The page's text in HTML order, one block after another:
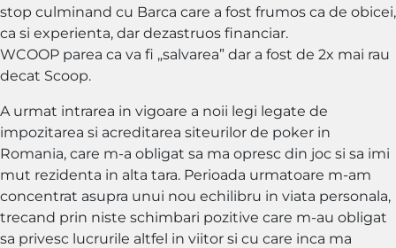
stop culminand cu Barca care a fost frumos ca de obicei,
ca si experienta, dar dezastruos financiar.
WCOOP parea ca va fi „salvarea” dar a fost de 2x mai rau
decat Scoop.
A urmat intrarea in vigoare a noii legi legate de
impozitarea si acreditarea siteurilor de poker in
Romania, care m-a obligat sa ma opresc din joc si sa imi
mut rezidenta in alta tara. Perioada urmatoare m-am
concentrat asupra unui nou echilibru in viata personala,
trecand prin niste schimbari pozitive care m-au obligat
sa privesc lucrurile altfel in viitor si cu care inca ma